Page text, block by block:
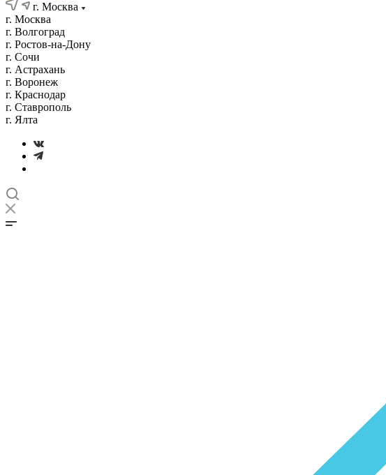
г. Москва
г. Москва
г. Волгоград
г. Ростов-на-Дону
г. Сочи
г. Астрахань
г. Воронеж
г. Краснодар
г. Ставрополь
г. Ялта